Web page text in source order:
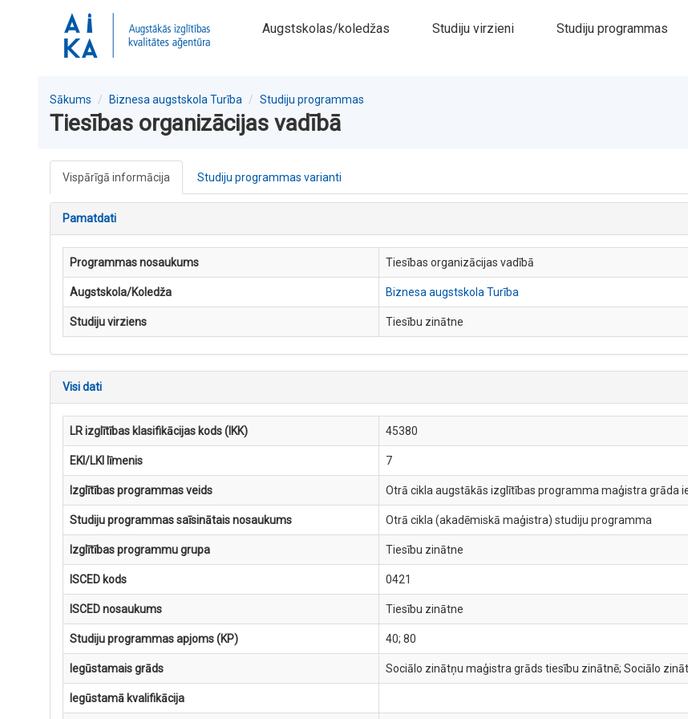
Augstskolas/koledžas Studiju virzieni Studiju programmas
Sākums Biznesa augstskola Turība Studiju programmas
Tiesības organizācijas vadībā
Vispārīgā informācija Studiju programmas varianti
Pamatdati
Programmas nosaukums Tiesības organizācijas vadībā
Augstskola/Koledža Biznesa augstskola Turība
Studiju virziens Tiesību zinātne
Visi dati
LR izglītības klasifikācijas kods (IKK) 45380
EKI/LKI līmenis 7
Izglītības programmas veids Otrā cikla augstākās izglītības programma maģistra grāda
Studiju programmas saīsinātais nosaukums Otrā cikla (akadēmiskā maģistra) studiju programma
Izglītības programmu grupa Tiesību zinātne
ISCED kods 0421
ISCED nosaukums Tiesību zinātne
Studiju programmas apjoms (KP) 40; 80
Iegūstamais grāds Sociālo zinātņu maģistra grāds tiesību zinātnē; Sociālo
Iegūstamā kvalifikācija